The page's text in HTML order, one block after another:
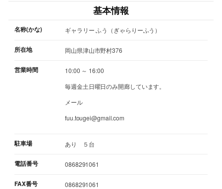
基本情報
名称(かな) ギャラリー ふう（ぎゃらりーふう）
所在地 岡山県津山市野村376
営業時間
10:00 ～ 16:00
毎週金土日曜日のみ開廊しています。
メール
fuu.tougei@gmail.com
駐車場 あり ５台
電話番号 0868291061
FAX番号 0868291061